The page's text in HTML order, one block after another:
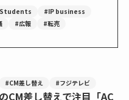
#IP business
#広報 #転売
#CM差し替え #フジテレビ
CM差し替えで注目「AC